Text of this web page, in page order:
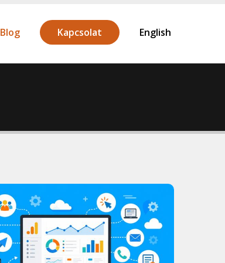
Blog Kapcsolat English